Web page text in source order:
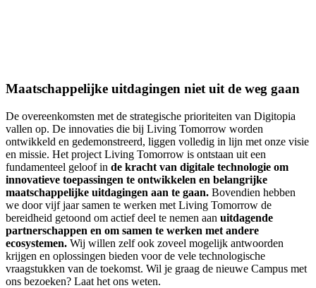
Maatschappelijke uitdagingen niet uit de weg gaan
De overeenkomsten met de strategische prioriteiten van Digitopia
vallen op. De innovaties die bij Living Tomorrow worden
ontwikkeld en gedemonstreerd, liggen volledig in lijn met onze visie
en missie. Het project Living Tomorrow is ontstaan uit een
fundamenteel geloof in de kracht van digitale technologie om
innovatieve toepassingen te ontwikkelen en belangrijke
maatschappelijke uitdagingen aan te gaan. Bovendien hebben
we door vijf jaar samen te werken met Living Tomorrow de
bereidheid getoond om actief deel te nemen aan uitdagende
partnerschappen en om samen te werken met andere
ecosystemen. Wij willen zelf ook zoveel mogelijk antwoorden
krijgen en oplossingen bieden voor de vele technologische
vraagstukken van de toekomst. Wil je graag de nieuwe Campus met
ons bezoeken? Laat het ons weten.